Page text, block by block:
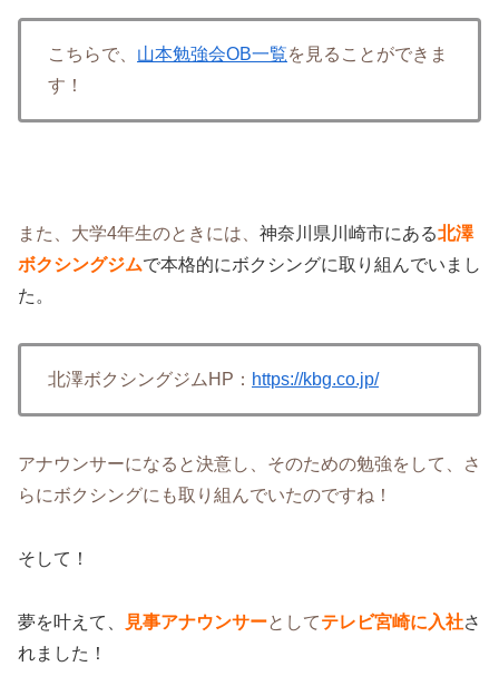
こちらで、 山本勉強会OB一覧を見ることができま
す！
また、大学4年生のときには、 神奈川県川崎市にある北澤
ボクシングジムで本格的にボクシングに取り組んでいまし
た。
北澤ボクシングジムHP： https://kbg.co.jp/
アナウンサーになると決意し、そのための勉強をして、さ
らにボクシングにも取り組んでいたのですね！
そして！
夢を叶えて、 見事アナウンサーとしてテレビ宮崎に入社さ
れました！